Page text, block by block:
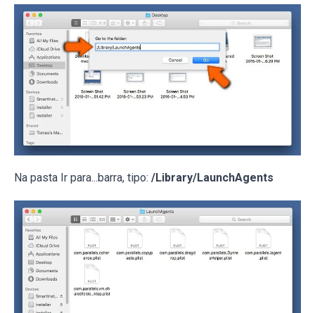
Na pasta Ir para...barra, tipo: /Library/LaunchAgents